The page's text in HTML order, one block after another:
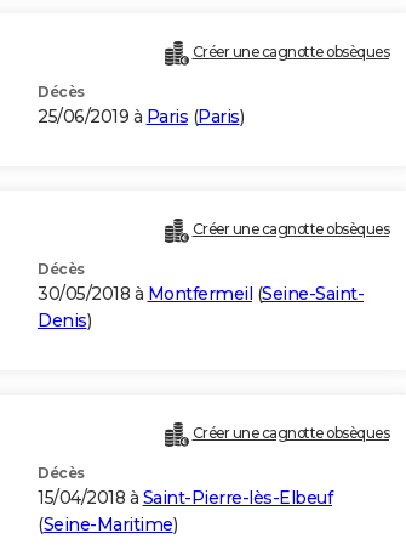
Créer une cagnotte obsèques
Décès
25/06/2019 à Paris (Paris)
Créer une cagnotte obsèques
Décès
30/05/2018 à Montfermeil (Seine-Saint-
Denis)
Créer une cagnotte obsèques
Décès
15/04/2018 à Saint-Pierre-lès-Elbeuf
(Seine-Maritime)